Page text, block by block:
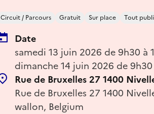
Circuit / Parcours Gratuit Sur place Tout
Date
samedi 13 juin 2026 de 9h30 à
dimanche 14 juin 2026 de 9h30
Rue de Bruxelles 27 1400
Rue de Bruxelles 27 1400
wallon, Belgium